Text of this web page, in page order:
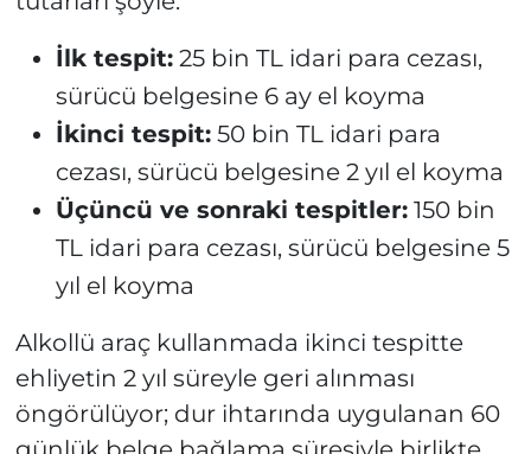
İlk tespit:25 bin TL idari para cezası,
sürücü belgesine 6 ay el koyma
İkinci tespit:50 bin TL idari para
cezası, sürücü belgesine 2 yıl el koyma
Üçüncü ve sonraki tespitler:150 bin
TL idari para cezası, sürücü belgesine 5
yıl el koyma
Alkollü araç kullanmada ikinci tespitte
ehliyetin 2 yıl süreyle geri alınması
öngörülüyor; dur ihtarında uygulanan 60